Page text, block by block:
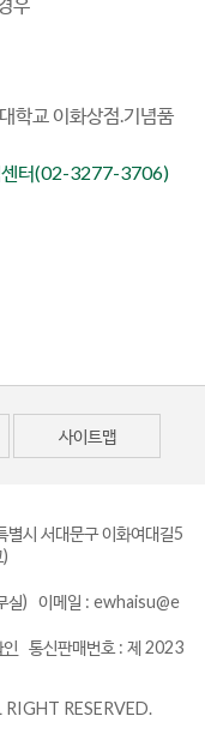
학교 이화상점.기념품
센터(02-3277-3706)
사이트맵
시 서대문구 이화여대길5
실) 이메일 : ewhaisu@e
통신판매번호 : 제 2023
RIGHT RESERVED.